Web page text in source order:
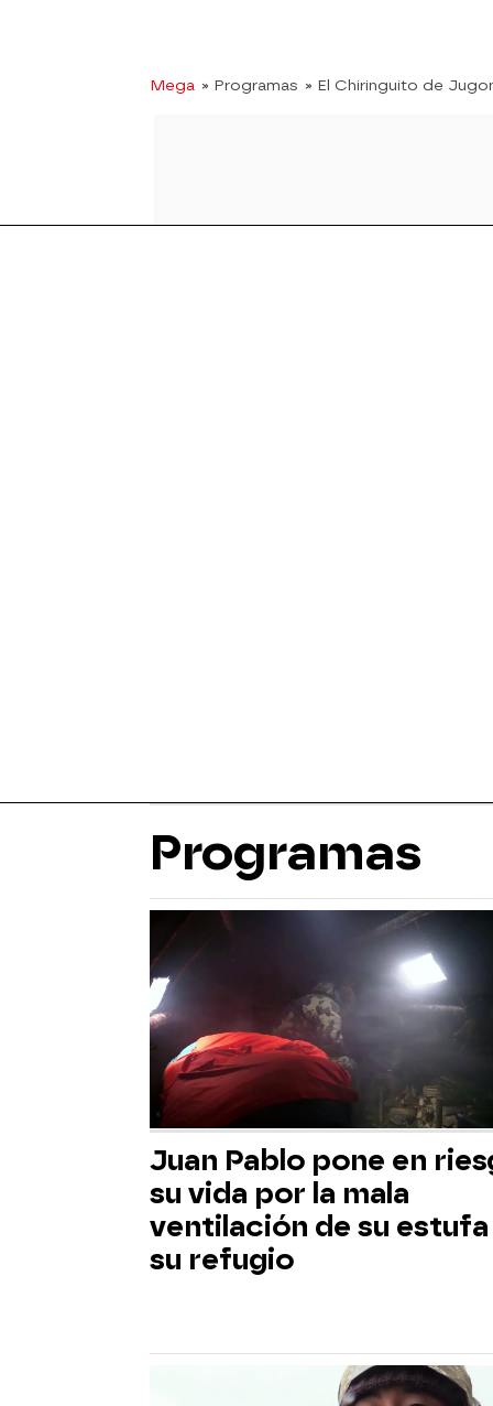
Mega » Programas » El Chiringuito de
Programas
Juan Pablo pone en
su vida por la mala
ventilación de su estufa
su refugio